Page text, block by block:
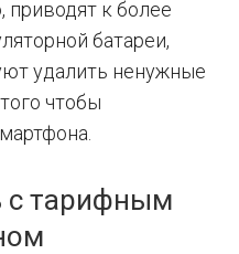
к более
батареи,
удалить ненужные
чтобы
с тарифным